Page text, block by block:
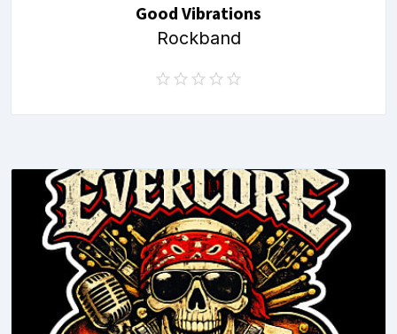
Good Vibrations
Rockband